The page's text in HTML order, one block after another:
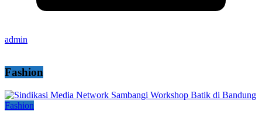
admin
Fashion
Fashion